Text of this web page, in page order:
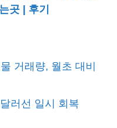
곳 | 후기
거래량, 월초 대비
러선 일시 회복